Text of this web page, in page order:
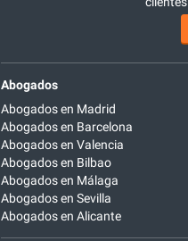
Abogados
Abogados en Madrid
Abogados en Barcelona
Abogados en Valencia
Abogados en Bilbao
Abogados en Málaga
Abogados en Sevilla
Abogados en Alicante